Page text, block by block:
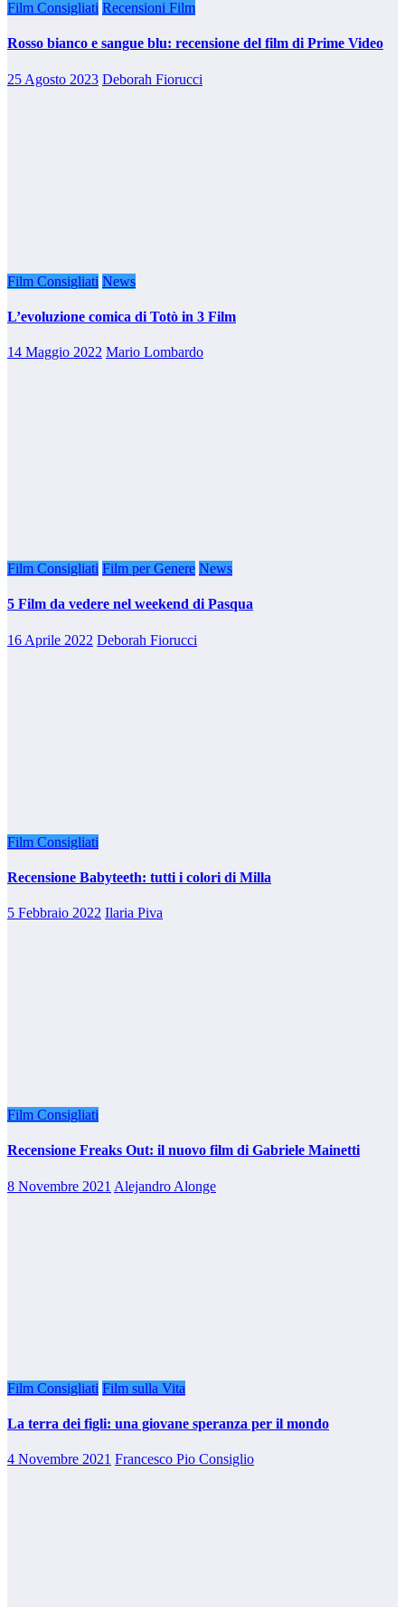
Film Consigliati Recensioni Film
Rosso bianco e sangue blu: recensione del film di Prime Video
25 Agosto 2023 Deborah Fiorucci
Film Consigliati News
L’evoluzione comica di Totò in 3 Film
14 Maggio 2022 Mario Lombardo
Film Consigliati Film per Genere News
5 Film da vedere nel weekend di Pasqua
16 Aprile 2022 Deborah Fiorucci
Film Consigliati
Recensione Babyteeth: tutti i colori di Milla
5 Febbraio 2022 Ilaria Piva
Film Consigliati
Recensione Freaks Out: il nuovo film di Gabriele Mainetti
8 Novembre 2021 Alejandro Alonge
Film Consigliati Film sulla Vita
La terra dei figli: una giovane speranza per il mondo
4 Novembre 2021 Francesco Pio Consiglio